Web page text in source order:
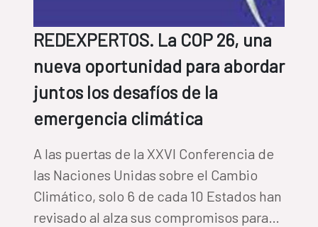
propia de cooperación al desarrollo para
la construcción de paz.
REDEXPERTOS. La COP 26, una
nueva oportunidad para abordar
juntos los desafíos de la
emergencia climática
A las puertas de la XXVI Conferencia de
las Naciones Unidas sobre el Cambio
Climático, solo 6 de cada 10 Estados han
revisado al alza sus compromisos para